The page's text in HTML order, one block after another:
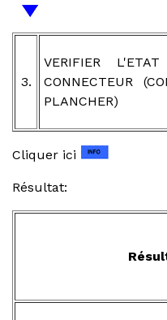
3.
VERIFIER
CONNECTEUR
PLANCHER)
Cliquer ici
Résultat: